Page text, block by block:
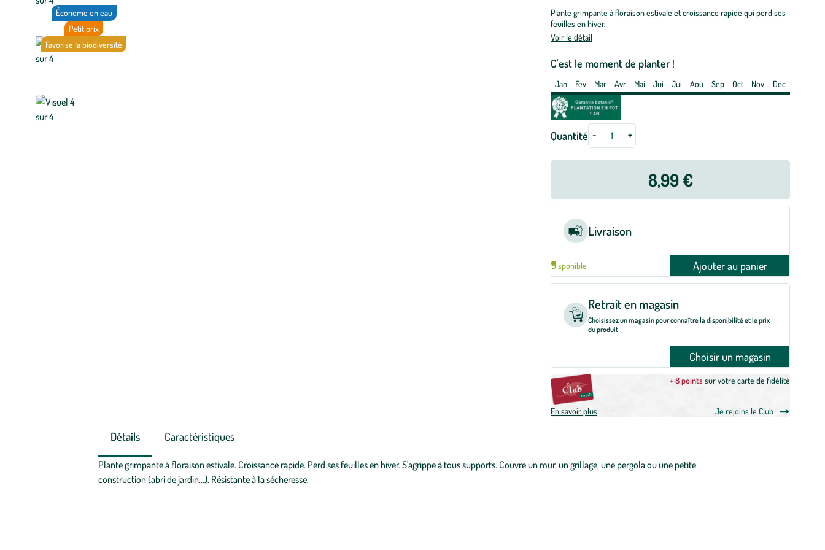
Économe en eau
Petit prix
Favorise la biodiversité
Plante grimpante à floraison estivale et croissance rapide qui perd ses
feuilles en hiver.
Voir le détail
C'est le moment de planter !
pot
Jan Fev Mar Avr Mai Jui Jui Aou Sep Oct Nov Dec
Quantité - +
8,99 €
Livraison
Disponible Ajouter au panier
Retrait en magasin
Choisissez un magasin pour connaître la disponibilité et le prix
du produit
Choisir un magasin
+ 8 pointssur votre carte de fidélité
En savoir plus Je rejoins le Club
Détails Caractéristiques
Plante grimpante à floraison estivale. Croissance rapide. Perd ses feuilles en hiver. S'agrippe à tous supports. Couvre un mur, un grillage, une pergola ou une petite
construction (abri de jardin…). Résistante à la sécheresse.